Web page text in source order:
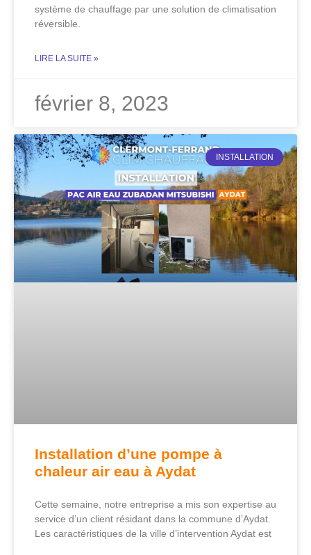
système de chauffage par une solution de climatisation
réversible.
LIRE LA SUITE »
février 8, 2023
INSTALLATION
Installation d’une pompe à
chaleur air eau à Aydat
Cette semaine, notre entreprise a mis son expertise au
service d’un client résidant dans la commune d’Aydat.
Les caractéristiques de la ville d’intervention Aydat est